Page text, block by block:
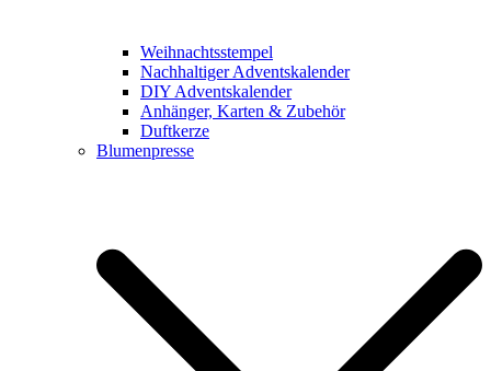
Weihnachtsstempel
Nachhaltiger Adventskalender
DIY Adventskalender
Anhänger, Karten & Zubehör
Duftkerze
Blumenpresse